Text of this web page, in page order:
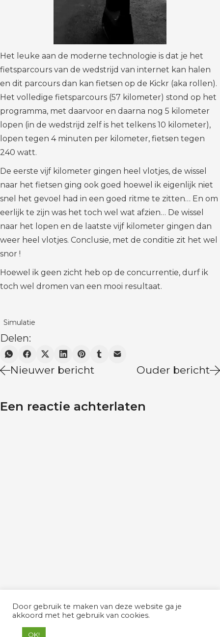
Het leuke aan de moderne technologie is dat je het
fietsparcours van de wedstrijd van internet kan halen
en dit parcours dan kan fietsen op de Kickr (aka rollen).
Het volledige fietsparcours (57 kilometer) stond op het
programma, met daarvoor en daarna nog 5 kilometer
lopen (in de wedstrijd zelf is het telkens 10 kilometer),
lopen tegen 4 minuten per kilometer, fietsen tegen
240 watt.
De eerste vijf kilometer gingen heel vlotjes, de wissel
naar het fietsen ging ook goed hoewel ik eigenlijk niet
snel het gevoel had in een goed ritme te zitten… En om
eerlijk te zijn was het toch wel wat afzien… De wissel
naar het lopen en de laatste vijf kilometer gingen dan
weer heel vlotjes. Conclusie, met de conditie zit het wel
snor !
Hoewel ik geen zicht heb op de concurrentie, durf ik
toch wel dromen van een mooi resultaat.
Simulatie
Delen:
Nieuwer bericht Ouder bericht
Een reactie achterlaten
Door gebruik te maken van deze website ga je
akkoord met het gebruik van cookies.
OK!